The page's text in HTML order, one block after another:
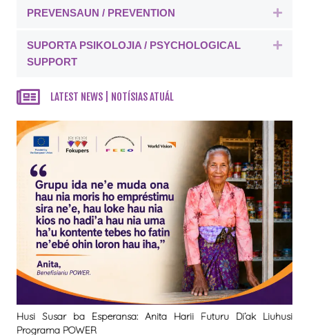
PREVENSAUN / PREVENTION
SUPORTA PSIKOLOJIA / PSYCHOLOGICAL
SUPPORT
LATEST NEWS | NOTÍSIAS ATUÁL
Husi Susar ba Esperansa: Anita Harii Futuru Di’ak Liuhusi
Programa POWER